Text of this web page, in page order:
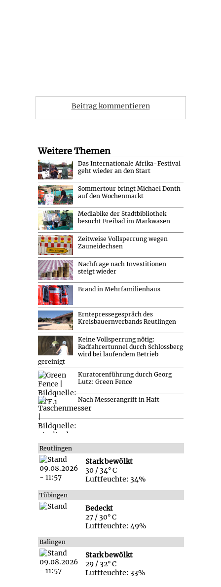
Beitrag kommentieren
Weitere Themen
Das Internationale Afrika-Festival
geht wieder an den Start
Sommertour bringt Michael Donth
auf den Wochenmarkt
Mediabike der Stadtbibliothek
besucht Freibad im Markwasen
Zeitweise Vollsperrung wegen
Zauneidechsen
Nachfrage nach Investitionen
steigt wieder
Brand in Mehrfamilienhaus
Erntepressegespräch des
Kreisbauernverbands Reutlingen
Keine Vollsperrung nötig:
Radfahrertunnel durch Schlossberg
wird bei laufendem Betrieb
gereinigt
Kuratorenführung durch Georg
Lutz: Green Fence
Nach Messerangriff in Haft
Reutlingen
Stark bewölkt
30 / 34° C
Luftfeuchte: 34%
Tübingen
Bedeckt
27 / 30° C
Luftfeuchte: 49%
Balingen
Stark bewölkt
29 / 32° C
Luftfeuchte: 33%